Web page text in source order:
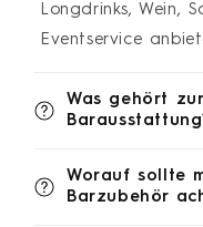
Longdrinks, Wein,
Eventservice
Was gehört
Worauf sollte
Barzubehör